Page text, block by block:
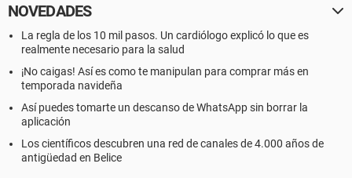
NOVEDADES
La regla de los 10 mil pasos. Un cardiólogo explicó lo que es
realmente necesario para la salud
¡No caigas! Así es como te manipulan para comprar más en
temporada navideña
Así puedes tomarte un descanso de WhatsApp sin borrar la
aplicación
Los científicos descubren una red de canales de 4.000 años de
antigüedad en Belice